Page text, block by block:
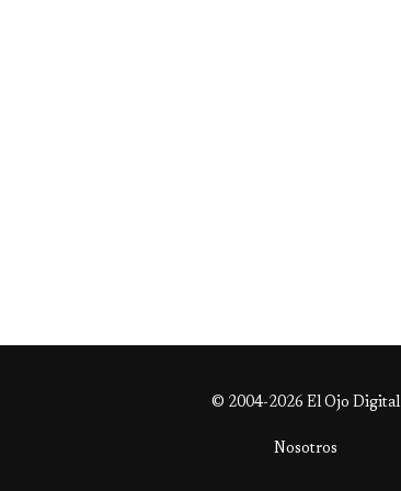
© 2004-2026 El Ojo Digital
Nosotros